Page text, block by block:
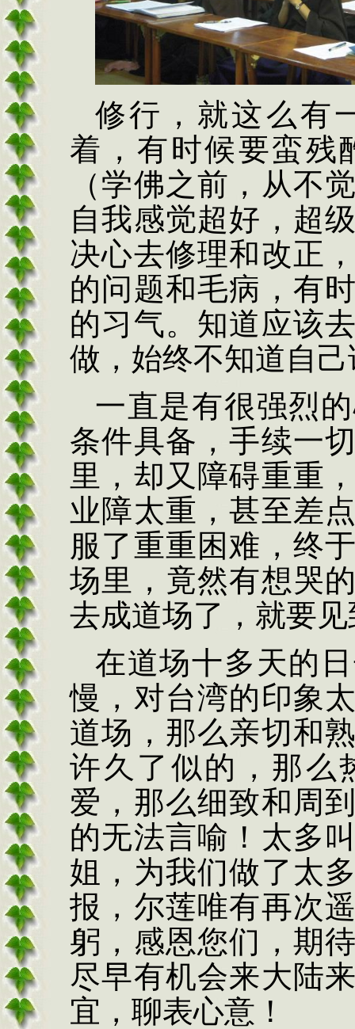
修行，就这么有
着，有时候要蛮残
（学佛之前，从不
自我感觉超好，超
决心去修理和改正
的问题和毛病，有
的习气。知道应该
做，始终不知道自
一直是有很强烈
条件具备，手续一
里，却又障碍重重
业障太重，甚至差
服了重重困难，终
场里，竟然有想哭
去成道场了，就要
在道场十多天的
慢，对台湾的印象
道场，那么亲切和
许久了似的，那么
爱，那么细致和周
的无法言喻！太多
姐，为我们做了太
报，尔莲唯有再次
躬，感恩您们，期
尽早有机会来大陆
宜，聊表心意！